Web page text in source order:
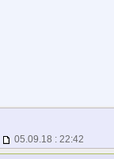
05.09.18 : 22:42